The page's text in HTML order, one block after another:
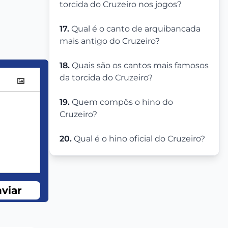
torcida do Cruzeiro nos jogos?
17. Qual é o canto de arquibancada
mais antigo do Cruzeiro?
18. Quais são os cantos mais famosos
da torcida do Cruzeiro?
19. Quem compôs o hino do
Cruzeiro?
20. Qual é o hino oficial do Cruzeiro?